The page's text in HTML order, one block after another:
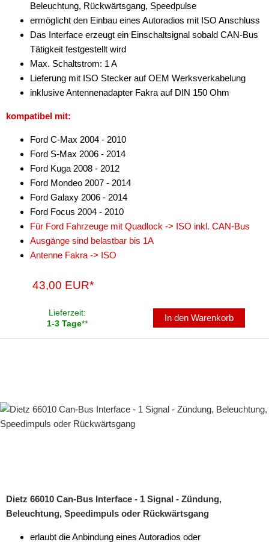
für Jeep
für John Deere
für KIA
für Lamborghini
für Lancia
für Land Rover
für Lincoln
für MAN
für Mazda
für Mercedes
für Mercury
für Mini
für Nissan
für Renault
für Seat
für Skoda
Beleuchtung, Rückwärtsgang, Speedpulse
ermöglicht den Einbau eines Autoradios mit ISO Anschluss
Das Interface erzeugt ein Einschaltsignal sobald CAN-Bus
Tätigkeit festgestellt wird
Max. Schaltstrom: 1 A
Lieferung mit ISO Stecker auf OEM Werksverkabelung
inklusive Antennenadapter Fakra auf DIN 150 Ohm
kompatibel mit:
Ford C-Max 2004 - 2010
Ford S-Max 2006 - 2014
Ford Kuga 2008 - 2012
Ford Mondeo 2007 - 2014
Ford Galaxy 2006 - 2014
Ford Focus 2004 - 2010
Für Ford Fahrzeuge mit Quadlock -> ISO inkl. CAN-Bus
Ausgänge sind belastbar bis 1A
Antenne Fakra -> ISO
43,00 EUR*
Lieferzeit:
1-3 Tage**
In den Warenkorb
Dietz 66010 Can-Bus Interface - 1 Signal - Zündung,
Beleuchtung, Speedimpuls oder Rückwärtsgang
erlaubt die Anbindung eines Autoradios oder